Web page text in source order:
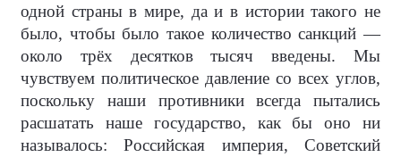
одной страны в мире, да и в истории такого не
было, чтобы было такое количество санкций —
около трёх десятков тысяч введены. Мы
чувствуем политическое давление со всех углов,
поскольку наши противники всегда пытались
расшатать наше государство, как бы оно ни
называлось: Российская империя, Советский